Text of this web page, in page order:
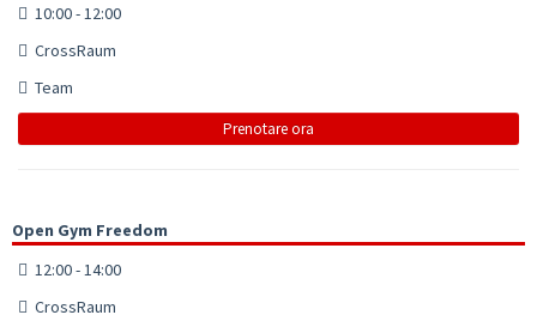
10:00 - 12:00
CrossRaum
Team
Prenotare ora
Open Gym Freedom
12:00 - 14:00
CrossRaum